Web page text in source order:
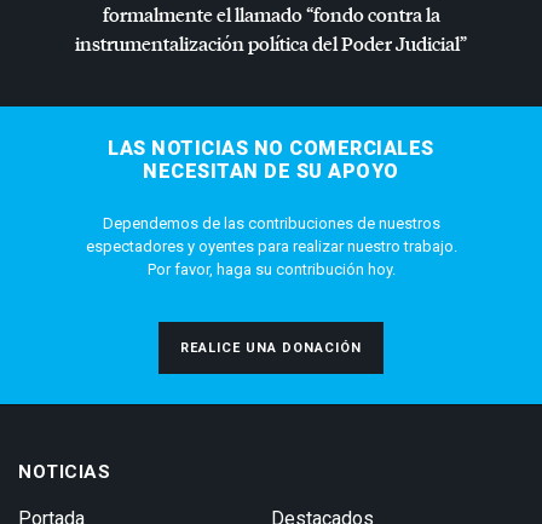
formalmente el llamado “fondo contra la
instrumentalización política del Poder Judicial”
LAS NOTICIAS NO COMERCIALES
NECESITAN DE SU APOYO
Dependemos de las contribuciones de nuestros
espectadores y oyentes para realizar nuestro trabajo.
Por favor, haga su contribución hoy.
REALICE UNA DONACIÓN
NOTICIAS
Portada Destacados